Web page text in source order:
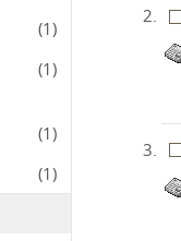
(1)
(1)
(1)
(1)